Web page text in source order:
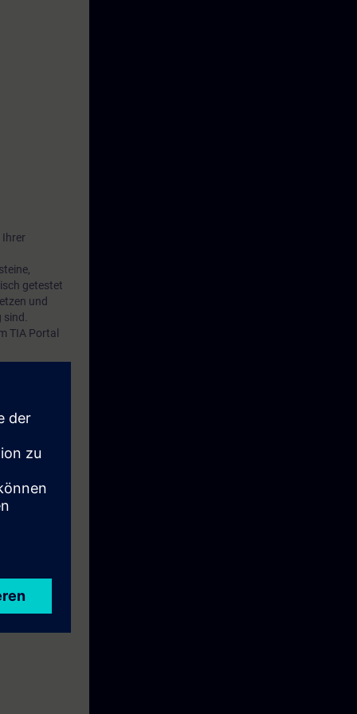
Ihrer
getestet
und
TIA Portal
vor
Ihre